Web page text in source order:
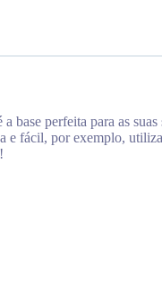
base perfeita para as
e fácil, por exemplo,